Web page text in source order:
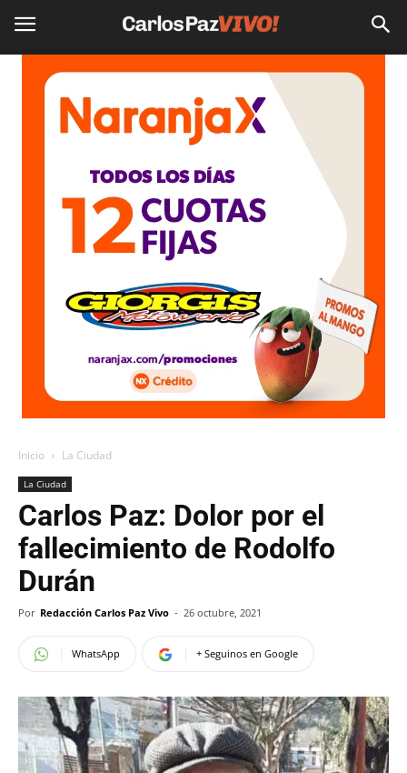
Inicio La Ciudad
La Ciudad
Carlos Paz: Dolor por el
fallecimiento de Rodolfo
Durán
Por Redacción Carlos Paz Vivo - 26 octubre, 2021
WhatsApp + Seguinos en Google